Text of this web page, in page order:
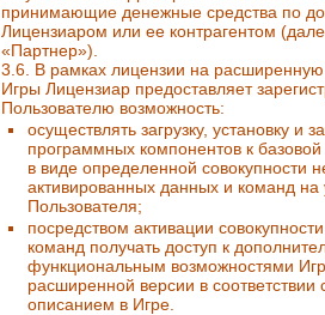
принимающие денежные средства по
Лицензиаром или ее контрагентом
«Партнер»).
3.6. В рамках лицензии на
Игры Лицензиар предоставляет
Пользователю возможность:
осуществлять загрузку, установку и
программных компонентов к
в виде определенной совокупности
активированных данных и команд на
Пользователя;
посредством активации
команд получать доступ к
функциональным возможностями
расширенной версии в соответствии
описанием в Игре.